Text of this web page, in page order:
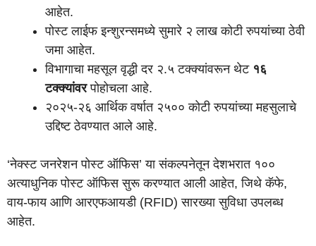
आहेत.
पोस्ट लाईफ इन्शुरन्समध्ये सुमारे २ लाख कोटी रुपयांच्या ठेवी
जमा आहेत.
विभागाचा महसूल वृद्धी दर २.५ टक्क्यांवरून थेट १६
टक्क्यांवरपोहोचला आहे.
२०२५-२६ आर्थिक वर्षात २५०० कोटी रुपयांच्या महसुलाचे
उद्दिष्ट ठेवण्यात आले आहे.
‘नेक्स्ट जनरेशन पोस्ट ऑफिस’ या संकल्पनेतून देशभरात १००
अत्याधुनिक पोस्ट ऑफिस सुरू करण्यात आली आहेत, जिथे कॅफे,
वाय-फाय आणि आरएफआयडी (RFID) सारख्या सुविधा उपलब्ध
आहेत.